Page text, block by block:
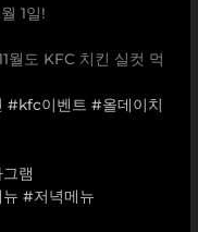
1일!
월도 KFC 치킨 실컷 먹
#kfc이벤트 #올데이치
램
#저녁메뉴